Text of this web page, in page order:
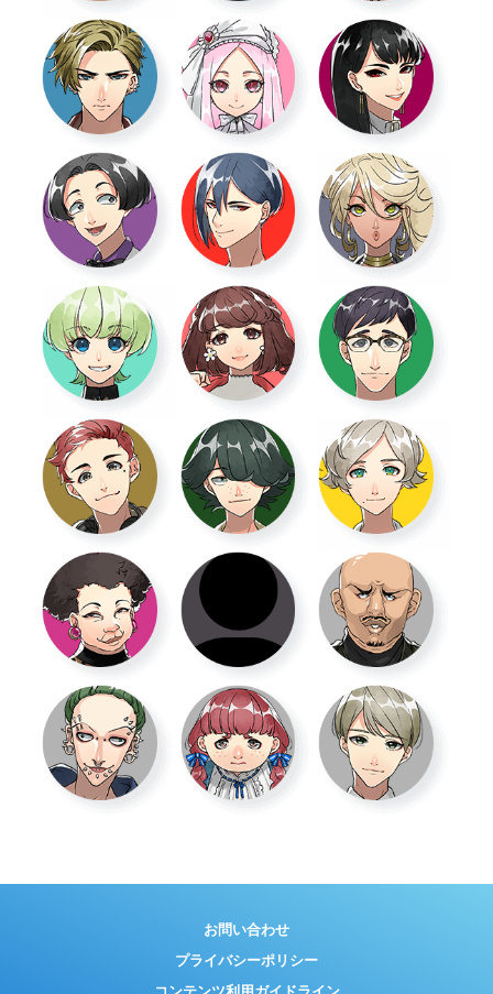
お問い合わせ
プライバシーポリシー
コンテンツ利用ガイドライン